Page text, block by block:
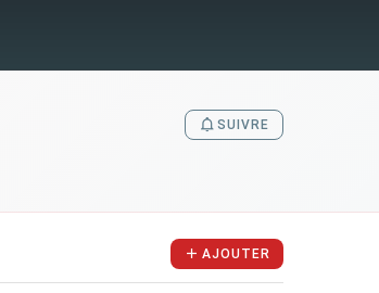
SUIVRE
AJOUTER